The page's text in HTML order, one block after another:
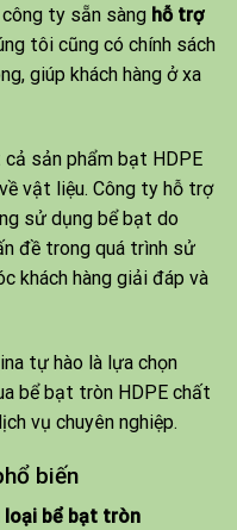
ty sẵn sàng hỗ trợ
tôi cũng có chính sách
giúp khách hàng ở xa
sản phẩm bạt HDPE
vật liệu. Công ty hỗ trợ
sử dụng bể bạt do
đề trong quá trình sử
khách hàng giải đáp và
tự hào là lựa chọn
bể bạt tròn HDPE chất
vụ chuyên nghiệp.
biến
loại bể bạt tròn